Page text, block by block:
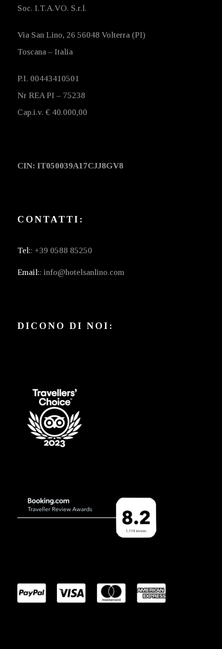
Soc. I.T.A.VO. S.r.l.
Via San Lino, 26 56048 Volterra (PI)
Toscana – Italia
P.I. 00443410501
Nr REA PI – 75238
Cap.i.v. € 40.000,00
CIN: IT050039A17CJJ8GV8
CONTATTI:
Tel:: +39 0588 85250
Email:: info@hotelsanlino.com
DICONO DI NOI: